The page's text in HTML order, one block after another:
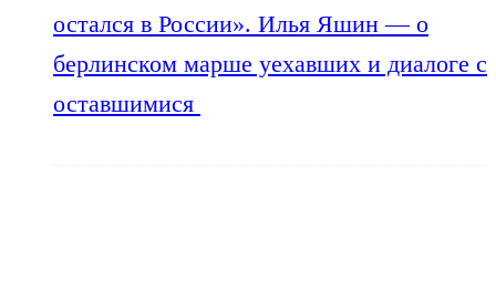
остался в России». Илья Яшин — о
берлинском марше уехавших и диалоге с
оставшимися